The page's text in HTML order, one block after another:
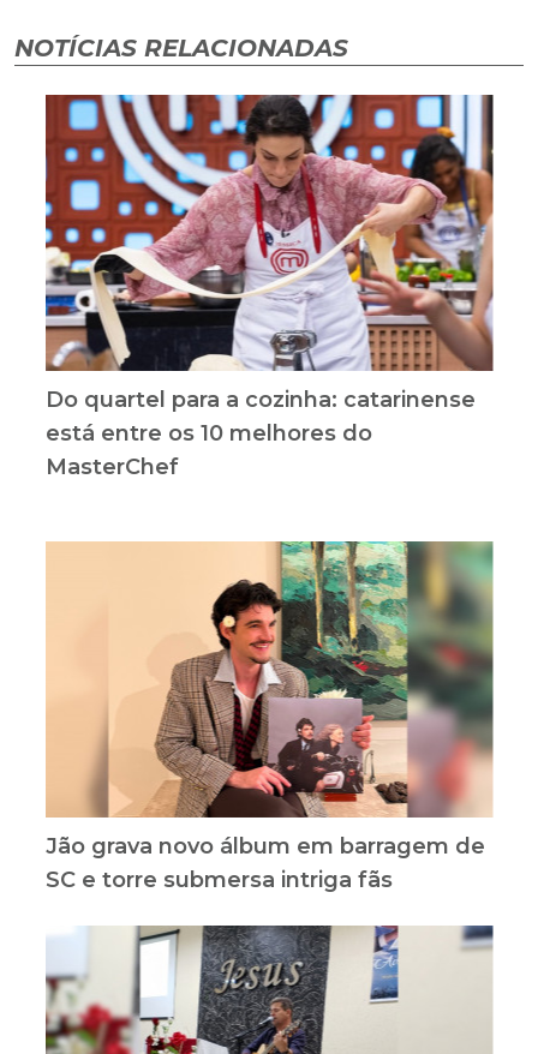
NOTÍCIAS RELACIONADAS
Do quartel para a cozinha: catarinense
está entre os 10 melhores do
MasterChef
Jão grava novo álbum em barragem de
SC e torre submersa intriga fãs